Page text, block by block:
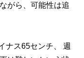
がら、可能性は追
ナス65センチ、 週